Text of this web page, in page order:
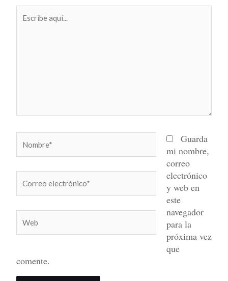
aquí...
electrónico*
Guarda
mi nombre,
correo
electrónico
y web en
este
navegador
para la
próxima vez
que
comente.